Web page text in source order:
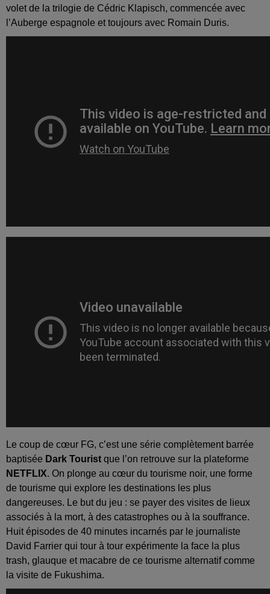
volet de la trilogie de Cédric Klapisch, commencée avec
l’Auberge espagnole et toujours avec Romain Duris.
Le coup de cœur FG, c’est une série complètement barrée
baptisée Dark Tourist que l’on retrouve sur la plateforme
NETFLIX. On plonge au cœur du tourisme noir, une forme
de tourisme qui explore les destinations les plus
dangereuses. Le but du jeu : se payer des visites de lieux
associés à la mort, à des catastrophes ou à la souffrance.
Huit épisodes de 40 minutes incarnés par le journaliste
David Farrier qui tour à tour expérimente la face la plus
trash, glauque et macabre de ce tourisme alternatif comme
la visite de Fukushima.